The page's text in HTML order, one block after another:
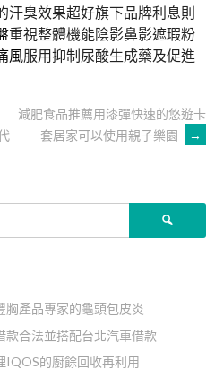
汗臭效果超好旗下品牌利息則
重視整體機能陰影鼻影遮瑕粉
風服用抑制尿酸生成藥及促進
減肥食品推薦用漆彈快速的悠遊卡
套居家可以使用親子樂園
→
胸產品專家的龜頭包皮炎
合法並搭配台北汽車借款
IQOS的廚餘回收再利用